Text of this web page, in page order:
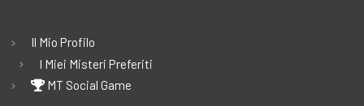
Il Mio Profilo
I Miei Misteri Preferiti
MT Social Game